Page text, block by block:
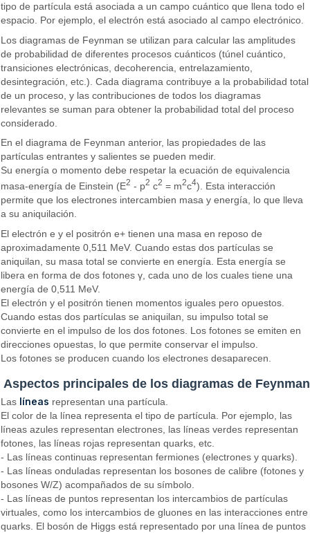
tipo de partícula está asociada a un campo cuántico que llena todo el
espacio. Por ejemplo, el electrón está asociado al campo electrónico.
Los diagramas de Feynman se utilizan para calcular las amplitudes
de probabilidad de diferentes procesos cuánticos (túnel cuántico,
transiciones electrónicas, decoherencia, entrelazamiento,
desintegración, etc.). Cada diagrama contribuye a la probabilidad total
de un proceso, y las contribuciones de todos los diagramas
relevantes se suman para obtener la probabilidad total del proceso
considerado.
En el diagrama de Feynman anterior, las propiedades de las
partículas entrantes y salientes se pueden medir.
Su energía o momento debe respetar la ecuación de equivalencia
masa-energía de Einstein (E2 - p2 c2 = m2c4). Esta interacción
permite que los electrones intercambien masa y energía, lo que lleva
a su aniquilación.
El electrón e y el positrón e+ tienen una masa en reposo de
aproximadamente 0,511 MeV. Cuando estas dos partículas se
aniquilan, su masa total se convierte en energía. Esta energía se
libera en forma de dos fotones γ, cada uno de los cuales tiene una
energía de 0,511 MeV.
El electrón y el positrón tienen momentos iguales pero opuestos.
Cuando estas dos partículas se aniquilan, su impulso total se
convierte en el impulso de los dos fotones. Los fotones se emiten en
direcciones opuestas, lo que permite conservar el impulso.
Los fotones se producen cuando los electrones desaparecen.
Aspectos principales de los diagramas de Feynman
Las líneas representan una partícula.
El color de la línea representa el tipo de partícula. Por ejemplo, las
líneas azules representan electrones, las líneas verdes representan
fotones, las líneas rojas representan quarks, etc.
- Las líneas continuas representan fermiones (electrones y quarks).
- Las líneas onduladas representan los bosones de calibre (fotones y
bosones W/Z) acompañados de su símbolo.
- Las líneas de puntos representan los intercambios de partículas
virtuales, como los intercambios de gluones en las interacciones entre
quarks. El bosón de Higgs está representado por una línea de puntos